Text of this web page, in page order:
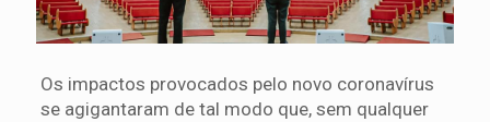
Os impactos provocados pelo novo coronavírus
se agigantaram de tal modo que, sem qualquer